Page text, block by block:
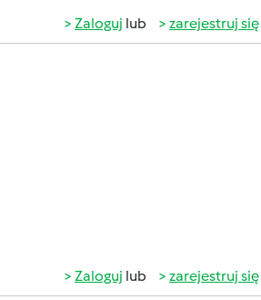
Zaloguj lub zarejestruj się
Zaloguj lub zarejestruj się